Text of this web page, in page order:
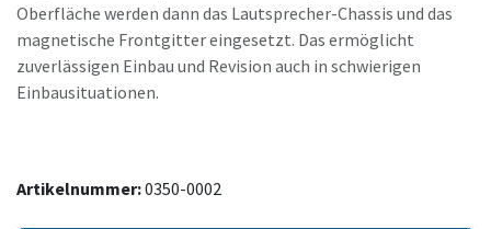
Oberfläche werden dann das Lautsprecher-Chassis und das
magnetische Frontgitter eingesetzt. Das ermöglicht
zuverlässigen Einbau und Revision auch in schwierigen
Einbausituationen.
Artikelnummer:0350-0002